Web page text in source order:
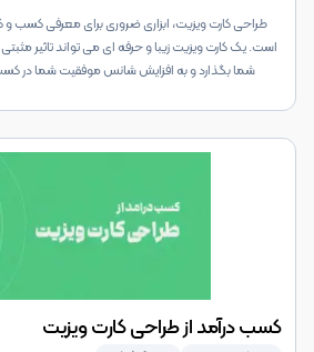
طراحی کارت ویزیت، ابزاری ضروری برای معرفی کسب و
است. یک کارت ویزیت زیبا و حرفه ای می تواند تاثیر
شما بگذارد و به افزایش شانس موفقیت شما در
کسب درآمد از طراحی کارت ویزیت